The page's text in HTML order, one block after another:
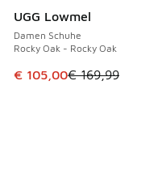
UGG Lowmel
Damen Schuhe
Rocky Oak - Rocky Oak
Dieser Artikel ist im
€ 105,00€ 169,99